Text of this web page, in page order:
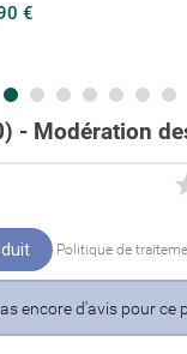
€
- Modération
Politique de
encore d'avis pour ce